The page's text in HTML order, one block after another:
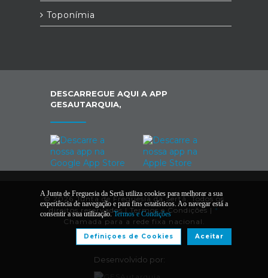
Toponímia
DESCARREGUE AQUI A APP
GESAUTARQUIA,
© 2026 Junta de Freguesia da Sertã. Todos os
direitos reservados | Termos e Condições | *
Chamada para a rede fixa nacional.
Desenvolvido por:
A Junta de Freguesia da Sertã utiliza cookies para melhorar a sua
experiência de navegação e para fins estatísticos. Ao navegar está a
consentir a sua utilização.Termos e Condições
Aceitar
Definiçoes de Cookies